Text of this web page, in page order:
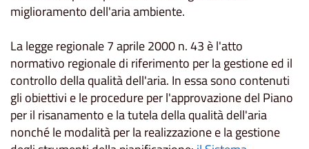
miglioramento dell'aria ambiente.
La legge regionale 7 aprile 2000 n. 43 è l'atto
normativo regionale di riferimento per la gestione ed il
controllo della qualità dell'aria. In essa sono contenuti
gli obiettivi e le procedure per l'approvazione del Piano
per il risanamento e la tutela della qualità dell'aria
nonché le modalità per la realizzazione e la gestione